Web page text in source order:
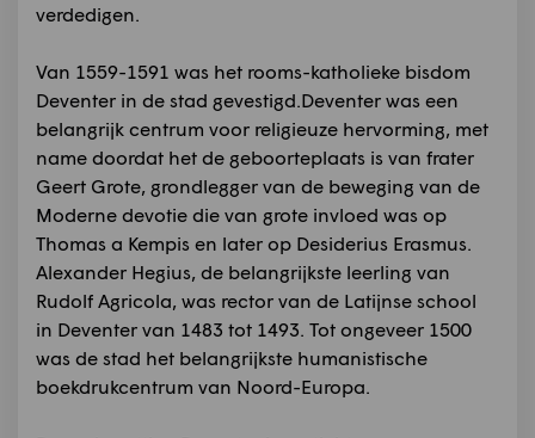
verdedigen.
Van 1559-1591 was het rooms-katholieke bisdom
Deventer in de stad gevestigd.Deventer was een
belangrijk centrum voor religieuze hervorming, met
name doordat het de geboorteplaats is van frater
Geert Grote, grondlegger van de beweging van de
Moderne devotie die van grote invloed was op
Thomas a Kempis en later op Desiderius Erasmus.
Alexander Hegius, de belangrijkste leerling van
Rudolf Agricola, was rector van de Latijnse school
in Deventer van 1483 tot 1493. Tot ongeveer 1500
was de stad het belangrijkste humanistische
boekdrukcentrum van Noord-Europa.